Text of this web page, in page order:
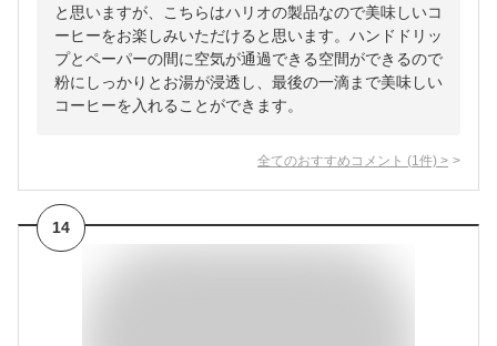
と思いますが、こちらはハリオの製品なので美味しいコ
ーヒーをお楽しみいただけると思います。ハンドドリッ
プとペーパーの間に空気が通過できる空間ができるので
粉にしっかりとお湯が浸透し、最後の一滴まで美味しい
コーヒーを入れることができます。
全てのおすすめコメント (1 件) >
14